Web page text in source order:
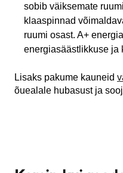
sobib väiksemate
klaaspinnad
ruumi osast. A+
energiasäästlikkuse ja
Lisaks pakume kauneid
õuealale hubasust ja